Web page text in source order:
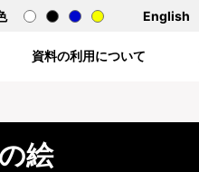
English
資料の利用について
絵